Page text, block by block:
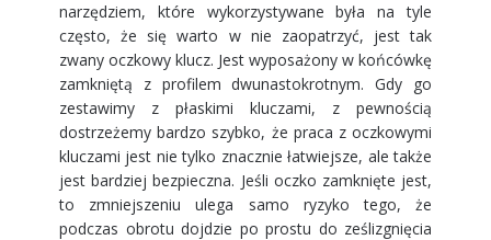
narzędziem, które wykorzystywane była na tyle
często, że się warto w nie zaopatrzyć, jest tak
zwany oczkowy klucz. Jest wyposażony w końcówkę
zamkniętą z profilem dwunastokrotnym. Gdy go
zestawimy z płaskimi kluczami, z pewnością
dostrzeżemy bardzo szybko, że praca z oczkowymi
kluczami jest nie tylko znacznie łatwiejsze, ale także
jest bardziej bezpieczna. Jeśli oczko zamknięte jest,
to zmniejszeniu ulega samo ryzyko tego, że
podczas obrotu dojdzie po prostu do ześlizgnięcia